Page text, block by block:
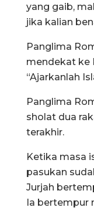
yang gaib,
jika kalian
Panglima
mendekat ke
“Ajarkanlah
Panglima
sholat dua
terakhir.
Ketika masa
pasukan
Jurjah
Ia bertempur